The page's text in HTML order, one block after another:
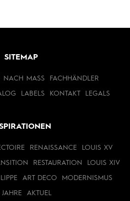
SITEMAP
NACH MASS FACHHÄNDLER
LABELS KONTAKT LEGALS
RENAISSANCE LOUIS XV
RESTAURATION LOUIS XIV
ART DECO MODERNISMUS
AKTUEL